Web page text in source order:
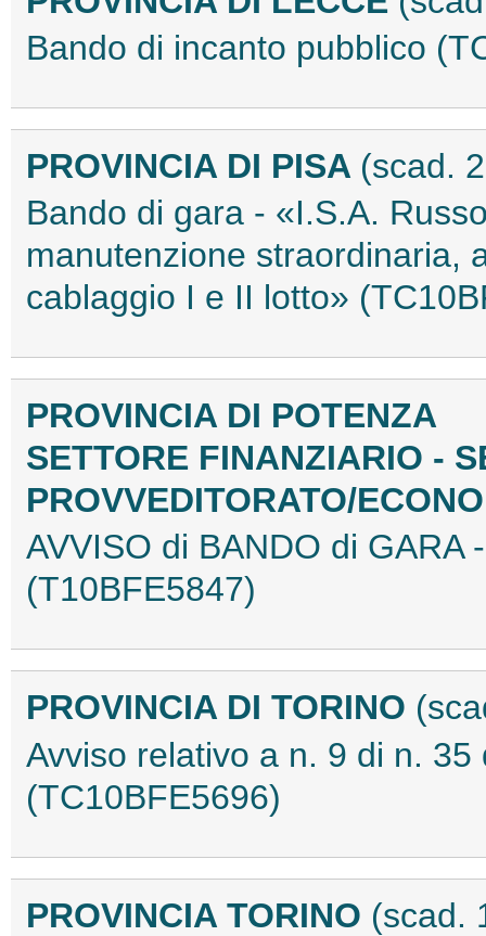
Bando di incanto pubblico
PROVINCIA DI PISA (scad.
Bando di gara - «I.S.A.
manutenzione straordinaria,
cablaggio I e II lotto»
PROVINCIA DI POTENZA
SETTORE FINANZIARIO -
PROVVEDITORATO/
AVVISO di BANDO di GARA
(T10BFE5847)
PROVINCIA DI TORINO
Avviso relativo a n. 9 di n.
(TC10BFE5696)
PROVINCIA TORINO (scad.